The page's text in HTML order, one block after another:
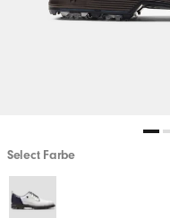
Select Farbe